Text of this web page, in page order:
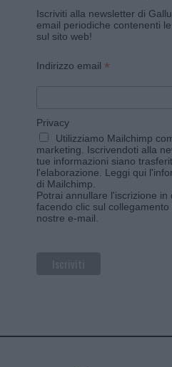
Iscriviti alla newsletter di
email periodiche contenenti
sul sito web!
Indirizzo email *
Privacy
Utilizziamo Mailchimp
marketing. Iscrivendoti alla
tue informazioni siano
l'elaborazione. Leggi qui
di Mailchimp
Potrai annullare l'iscrizione in
facendo clic sul
nostre e-mail.